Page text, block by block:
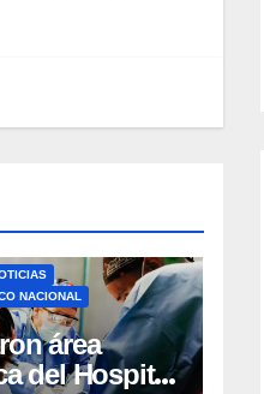
NACIONAL
área
del Hospital